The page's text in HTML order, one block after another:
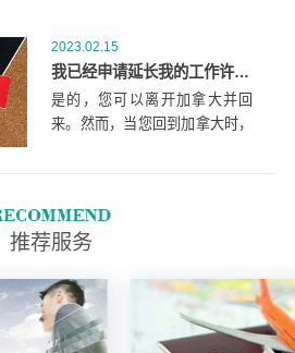
2023.02.15
我已经申请延长我的工作许可。我可以到加拿大境外旅行吗？
是的，您可以离开加拿大并回
来。然而，当您回到加拿大时，
推荐服务